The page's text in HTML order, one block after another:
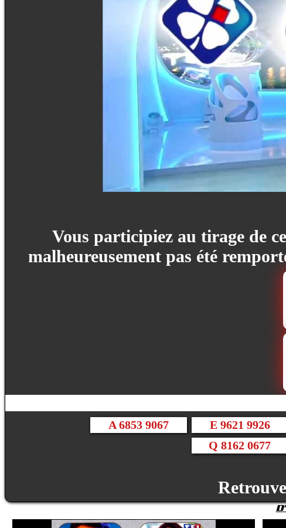
Vous participiez au tirage de
malheureusement pas été
A 6853 9067 E 9621 9926
Q 8162 0677